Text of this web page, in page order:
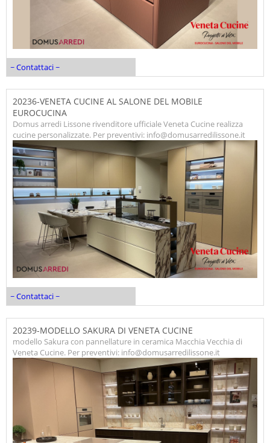
~ Contattaci ~
20236-VENETA CUCINE AL SALONE DEL MOBILE
EUROCUCINA
Domus arredi Lissone rivenditore ufficiale Veneta Cucine realizza
cucine personalizzate. Per preventivi: info@domusarredilissone.it
~ Contattaci ~
20239-MODELLO SAKURA DI VENETA CUCINE
modello Sakura con pannellature in ceramica Macchia Vecchia di
Veneta Cucine. Per preventivi: info@domusarredilissone.it